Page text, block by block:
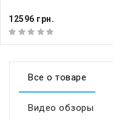
12596 грн.
Все о товаре
Видео обзоры